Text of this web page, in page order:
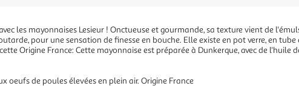
les mayonnaises Lesieur ! Onctueuse et gourmande, sa texture vient de
pour une sensation de finesse en bouche. Elle existe en pot verre, en
Origine France: Cette mayonnaise est préparée à Dunkerque, avec de l'huile
oeufs de poules élevées en plein air. Origine France